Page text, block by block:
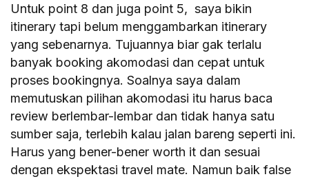
Untuk point 8 dan juga point 5, saya bikin
itinerary tapi belum menggambarkan itinerary
yang sebenarnya. Tujuannya biar gak terlalu
banyak booking akomodasi dan cepat untuk
proses bookingnya. Soalnya saya dalam
memutuskan pilihan akomodasi itu harus baca
review berlembar-lembar dan tidak hanya satu
sumber saja, terlebih kalau jalan bareng seperti ini.
Harus yang bener-bener worth it dan sesuai
dengan ekspektasi travel mate. Namun baik false